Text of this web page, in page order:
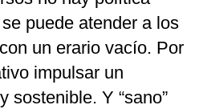
puede atender a los
un erario vacío. Por
impulsar un
sostenible. Y “sano”